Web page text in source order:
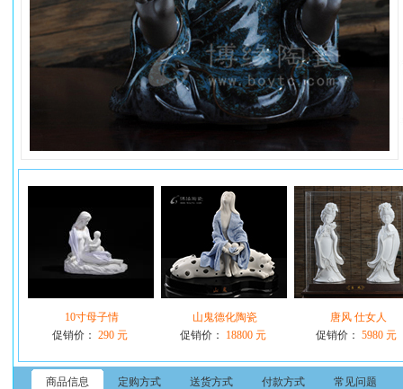
10寸母子情
促销价： 290 元
山鬼德化陶瓷
促销价：
18800 元
唐风 仕女人
促销价： 5980 元
商品信息 定购方式 送货方式 付款方式 常见问题